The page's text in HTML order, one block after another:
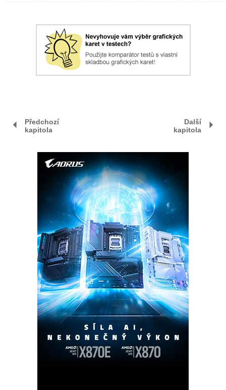
Předchozí
kapitola
Další
kapitola